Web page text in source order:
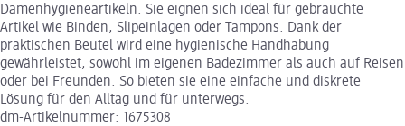
Damenhygieneartikeln. Sie eignen sich ideal für gebrauchte
Artikel wie Binden, Slipeinlagen oder Tampons. Dank der
praktischen Beutel wird eine hygienische Handhabung
gewährleistet, sowohl im eigenen Badezimmer als auch auf Reisen
oder bei Freunden. So bieten sie eine einfache und diskrete
Lösung für den Alltag und für unterwegs.
dm-Artikelnummer: 1675308